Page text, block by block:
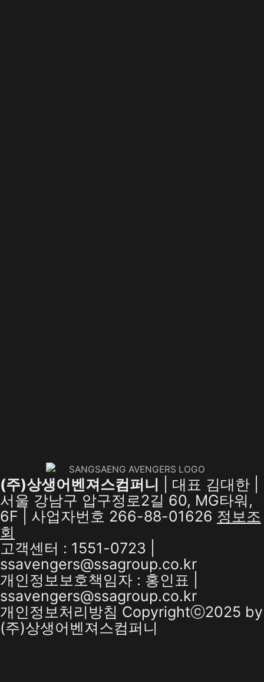
(주)상생어벤져스컴퍼니 | 대표 김대한 |
서울 강남구 압구정로2길 60, MG타워,
6F | 사업자번호 266-88-01626 정보조
회
고객센터 : 1551-0723 |
ssavengers@ssagroup.co.kr
개인정보보호책임자 : 홍인표 |
ssavengers@ssagroup.co.kr
개인정보처리방침 Copyrightⓒ2025 by
(주)상생어벤져스컴퍼니